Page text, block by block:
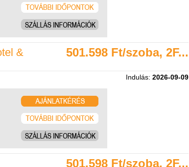
&
501.598 Ft/szoba, 2F...
Indulás: 2026-09-09
501.598 Ft/szoba, 2F...